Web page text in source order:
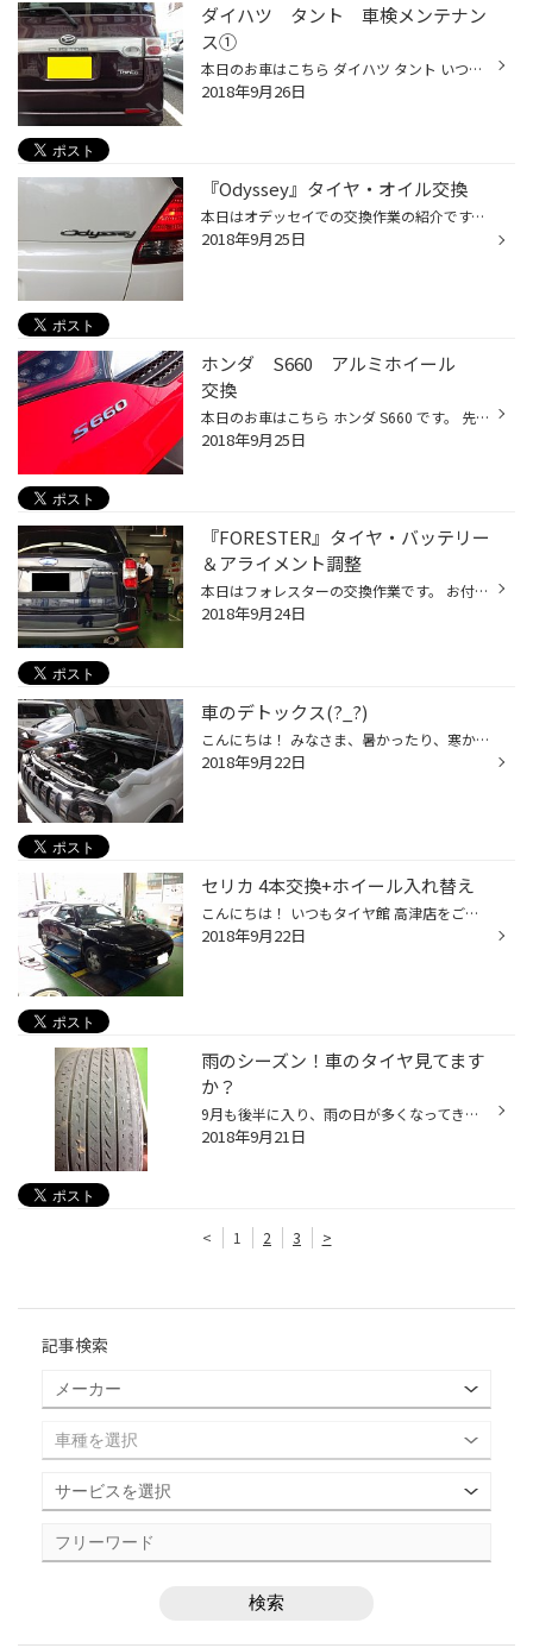
ダイハツ タント 車検メンテナン
ス①
本日のお車はこちら ダイハツ タント いつも当店をご利用ありがとうございます。 今回は、車検にてお預かりで、その際にバッテリー交換を致しました。 GS ユアサ バッテリー エコRレヴォリューション 60B19L サイズによって、アイドリングストップ車に対応の高性能バッテリーです。 チョイ乗りが多...
2018年9月26日
『Odyssey』タイヤ・オイル交換
本日はオデッセイでの交換作業の紹介です。 装着させて頂いたタイヤは ネクストリー 215/55R17 です。 タイヤ交換とオイル交換も同時に行わせて頂きました。 入れたオイルはこちらになります。 オイルもしっかりしたものを入れたいというお話だったので、 燃費向上やエンジン清浄効果・ハイパフォー...
2018年9月25日
ホンダ S660 アルミホイール
交換
本日のお車はこちら ホンダ S660 です。 先日、ブルーのS660が登場しましたが、今回はレッドです！ 今回も、ホイールをチェンジしてカッコよく決めちゃいます☆ なんと今回もWORKさんのエモーションT7R 人気ですね～ でも カラーがマットカーボンです！！ それではお決まりのビフォーアフターを 純正...
2018年9月25日
『FORESTER』タイヤ・バッテリー
＆アライメント調整
本日はフォレスターの交換作業です。 お付けさせて頂いたタイヤはDUELER H/L850というSUV規格のタイヤになります。 写真のピンクの箱はバッテリーになります。 バッテリーも点検時、要交換の判定で安全面を考え、交換されました。 アライメント調整もしっかりさせて頂きました。 今回のお客様もそう...
2018年9月24日
車のデトックス(?_?)
こんにちは！ みなさま、暑かったり、寒かったりで、体調崩していませんか？？ くれぐれもお体には気を付けてくださいね！ さて、本日も、今、当店一押し！ 車の点滴、吸気系エンジン洗浄システムの ワコーズのRECS！施工しました！ 本日の患者様は、常連のお客様のジムニーです。 点滴注入！！ ブ...
2018年9月22日
セリカ 4本交換+ホイール入れ替え
こんにちは！ いつもタイヤ館 高津店をご利用いただき、誠にありがとうございます。 本日はこちらです！！ トヨタ セリカGT-FOURの新品タイヤ4本交換を行いました。 ホイールはお持ち込みいただいた別のものを使用しました。 トヨタが誇る4WDスポーツカーといえば、このセリカですね。 リトラクタブ...
2018年9月22日
雨のシーズン！車のタイヤ見てます
か？
9月も後半に入り、雨の日が多くなってきています。 通勤はもちろん、送り迎えやお買い物等でクルマを使っていると 思います。そのためにも、タイヤのチェックは大切です！ 空気圧はもちろん、タイヤの溝も確認してますか？ このようになってませんか？ 写真のように、外から見えていればよいのです...
2018年9月21日
< 1 2 3 >
記事検索